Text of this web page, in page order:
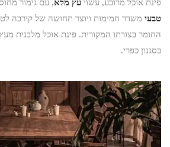
פינת אוכל מרובע, עשוי עץ מלא, עם גימור
טבעי משדר חמימות ויוצר תחושה של קירבה
החומר בצורתו המקורית. פינת אוכל מלבנית
בסגנון כפרי.